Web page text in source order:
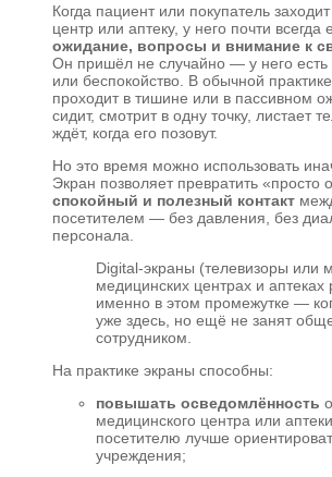
Когда пациент или покупатель
центр или аптеку, у него почти всегда
ожидание, вопросы и внимание к
Он пришёл не случайно — у него есть
или беспокойство. В обычной
проходит в тишине или в пассивном
сидит, смотрит в одну точку, листает
ждёт, когда его позовут.
Но это время можно использовать
Экран позволяет превратить «просто
спокойный и полезный контакт
посетителем — без давления, без
персонала.
Digital-экраны (телевизоры или
медицинских центрах и аптеках
именно в этом промежутке —
уже здесь, но ещё не занят
сотрудником.
На практике экраны способны:
повышать осведомлённость
медицинского центра или
посетителю лучше
учреждения;